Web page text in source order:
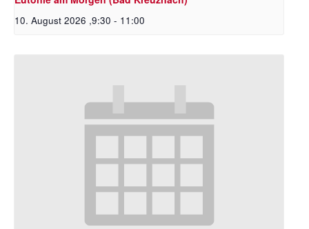
10. August 2026 ,9:30 - 11:00